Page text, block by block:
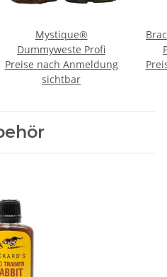
Mystique®
Dummyweste Profi
Preise nach Anmeldung
sichtbar